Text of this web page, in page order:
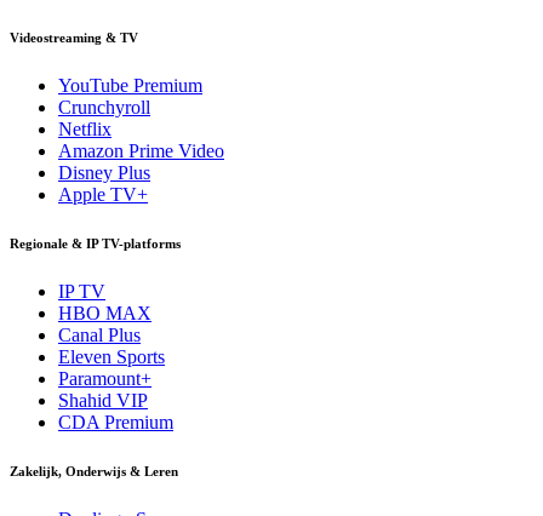
Videostreaming & TV
YouTube Premium
Crunchyroll
Netflix
Amazon Prime Video
Disney Plus
Apple TV+
Regionale & IP TV-platforms
IP TV
HBO MAX
Canal Plus
Eleven Sports
Paramount+
Shahid VIP
CDA Premium
Zakelijk, Onderwijs & Leren